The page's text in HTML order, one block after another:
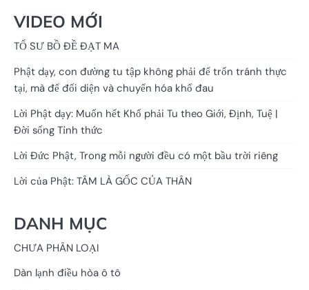
VIDEO MỚI
TỔ SƯ BỒ ĐỀ ĐẠT MA
Phật dạy, con đường tu tập không phải để trốn tránh thực
tại, mà để đối diện và chuyển hóa khổ đau
Lời Phật dạy: Muốn hết Khổ phải Tu theo Giới, Định, Tuệ |
Đời sống Tỉnh thức
Lời Đức Phật, Trong mỗi người đều có một bầu trời riêng
Lời của Phật: TÂM LÀ GỐC CỦA THÂN
DANH MỤC
CHƯA PHÂN LOẠI
Dàn lạnh điều hòa ô tô